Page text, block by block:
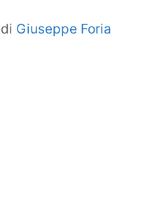
di Giuseppe Foria